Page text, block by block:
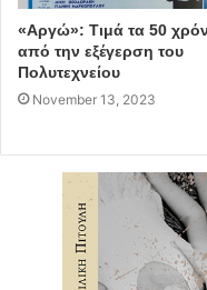
και αξιοποίησης κάθε
estate και της
αυτοδιαχειριζόμενα
η δημοτική παράταξη
Πηγή: efsyn.gr
εκκένωση
«Αργώ»: Τιμά τα 50
από την εξέγερση του
Πολυτεχνείου
November 13, 2023